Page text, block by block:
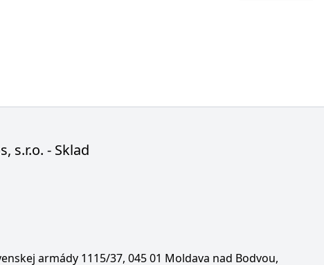
s.r.o. - Sklad
armády 1115/37, 045 01 Moldava nad Bodvou,